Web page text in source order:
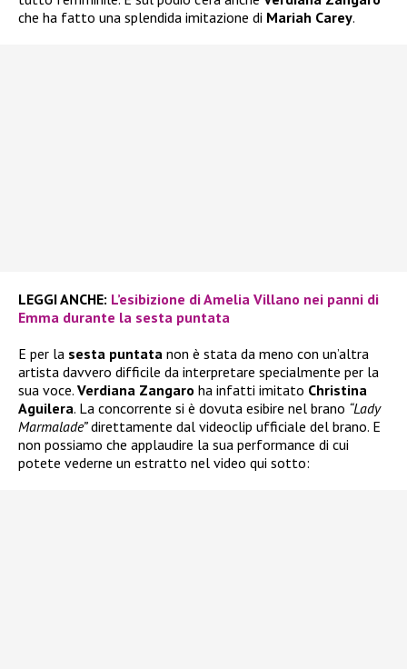
che ha fatto una splendida imitazione di Mariah Carey.
LEGGI ANCHE: L’esibizione di Amelia Villano nei panni di
Emma durante la sesta puntata
E per la sesta puntata non è stata da meno con un’altra
artista davvero difficile da interpretare specialmente per la
sua voce. Verdiana Zangaro ha infatti imitato Christina
Aguilera. La concorrente si è dovuta esibire nel brano “Lady
Marmalade”direttamente dal videoclip ufficiale del brano. E
non possiamo che applaudire la sua performance di cui
potete vederne un estratto nel video qui sotto: